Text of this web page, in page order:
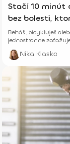
Stačí 10 minút
bez bolesti,
Beháš, bicykluješ
jednostranne
niekde robíš chybu.
vráti energiu a
Nika Klasko